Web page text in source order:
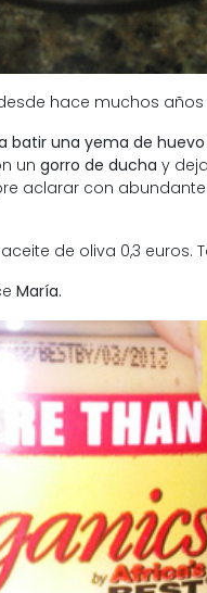
hace muchos años
batir una yema de
un gorro de ducha y
aclarar con
de oliva 0,3 euros.
María.